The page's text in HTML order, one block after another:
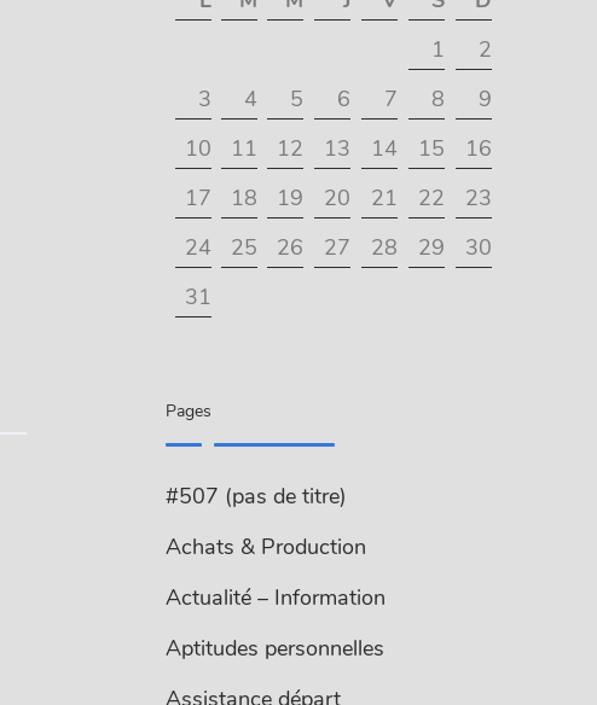
1
2
3
4 5 6 7 8
9
10
11 12 13 14 15
16
17
18 19 20 21 22
23
24
25 26 27 28 29
30
31
Pages
#507 (pas de titre)
Achats & Production
Actualité – Information
Aptitudes personnelles
Assistance départ